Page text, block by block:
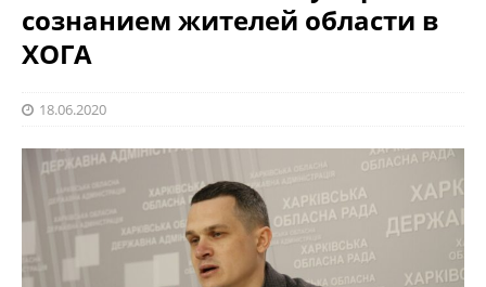
сознанием жителей области в
ХОГА
18.06.2020